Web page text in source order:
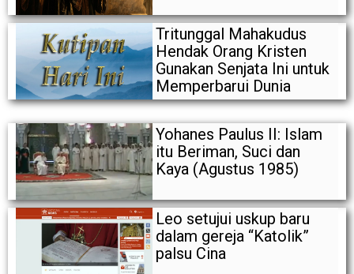
Tritunggal Mahakudus
Hendak Orang Kristen
Gunakan Senjata Ini untuk
Memperbarui Dunia
Yohanes Paulus II: Islam
itu Beriman, Suci dan
Kaya (Agustus 1985)
Leo setujui uskup baru
dalam gereja “Katolik”
palsu Cina